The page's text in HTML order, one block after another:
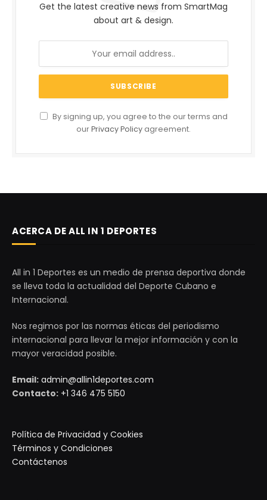
Get the latest creative news from SmartMag
about art & design.
By signing up, you agree to the our terms and
ourPrivacy Policy agreement.
ACERCA DE ALL IN 1 DEPORTES
All in 1 Deportes es un medio de prensa deportiva donde
se lleva toda la actualidad del Deporte Cubano e
Internacional.
Nos regimos por las normas éticas del periodismo
internacional para llevar la mejor información y con la
mayor veracidad posible.
Email: admin@allin1deportes.com
Contacto: +1 346 475 5150
Política de Privacidad y Cookies
Términos y Condiciones
Contáctenos